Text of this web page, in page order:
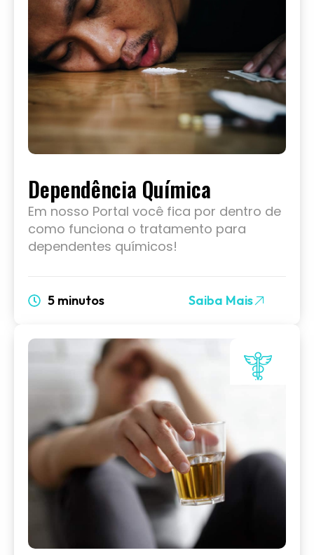
Dependência Química
Em nosso Portal você fica por dentro de
como funciona o tratamento para
dependentes químicos!
5 minutos Saiba Mais